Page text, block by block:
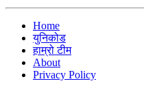
Home
युनिकोड
हाम्रो टीम
About
Privacy Policy